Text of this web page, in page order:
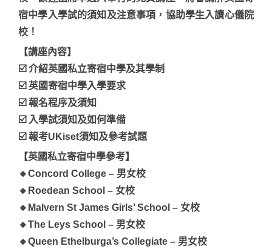
宿中學入學試的須知及注意事項，協助學生入讀心儀院
校！
【講座內容】
☑️ 介紹英國私立寄宿中學及其學制
☑️ 英國寄宿中學入學要求
☑️ 報名程序及須知
☑️ 入學試須知及如何準備
☑️ 報考UKiset須知及參考試題
【英國私立寄宿中學參考】
🔸Concord College – 男女校
🔸Roedean School – 女校
🔸Malvern St James Girls’ School – 女校
🔸The Leys School – 男女校
🔸Queen Ethelburga’s Collegiate – 男女校